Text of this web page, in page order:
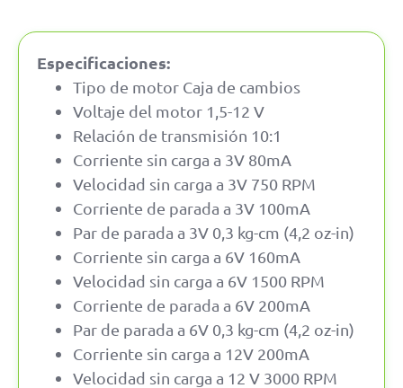
Especificaciones:
Tipo de motor Caja de cambios
Voltaje del motor 1,5-12 V
Relación de transmisión 10:1
Corriente sin carga a 3V 80mA
Velocidad sin carga a 3V 750 RPM
Corriente de parada a 3V 100mA
Par de parada a 3V 0,3 kg-cm (4,2 oz-in)
Corriente sin carga a 6V 160mA
Velocidad sin carga a 6V 1500 RPM
Corriente de parada a 6V 200mA
Par de parada a 6V 0,3 kg-cm (4,2 oz-in)
Corriente sin carga a 12V 200mA
Velocidad sin carga a 12 V 3000 RPM